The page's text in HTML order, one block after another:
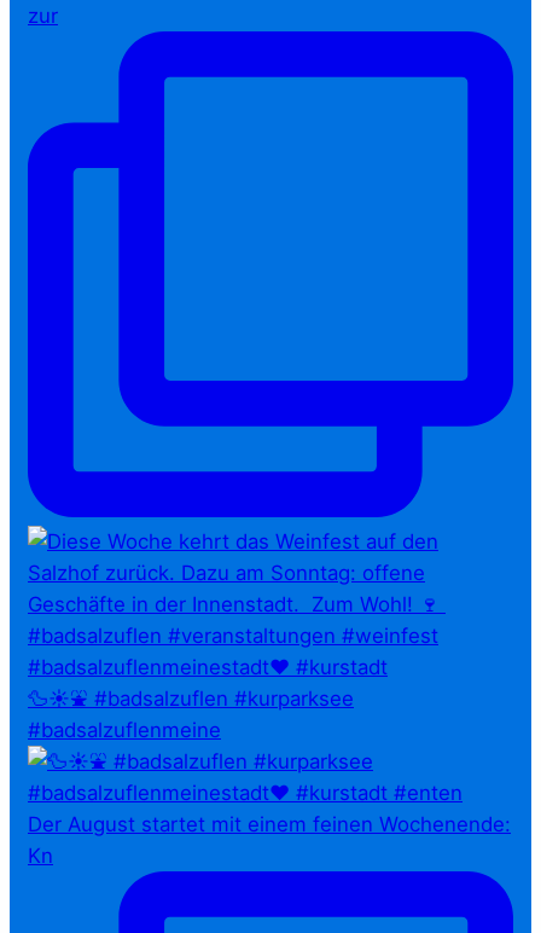
zur
🦆☀️⛲ #badsalzuflen #kurparksee
#badsalzuflenmeine
Der August startet mit einem feinen Wochenende:
Kn